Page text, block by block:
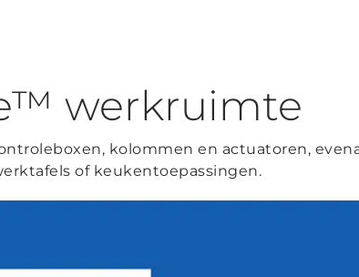
werkruimte
kolommen en actuatoren,
of keukentoepassingen.